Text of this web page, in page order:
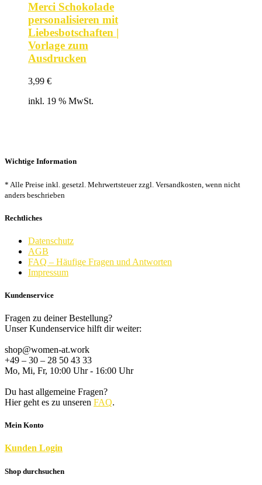
Merci Schokolade
personalisieren mit
Liebesbotschaften |
Vorlage zum
Ausdrucken
3,99 €
inkl. 19 % MwSt.
Wichtige Information
* Alle Preise inkl. gesetzl. Mehrwertsteuer zzgl. Versandkosten, wenn nicht
anders beschrieben
Rechtliches
Datenschutz
AGB
FAQ – Häufige Fragen und Antworten
Impressum
Kundenservice
Fragen zu deiner Bestellung?
Unser Kundenservice hilft dir weiter:
shop@women-at.work
+49 – 30 – 28 50 43 33
Mo, Mi, Fr, 10:00 Uhr - 16:00 Uhr
Du hast allgemeine Fragen?
Hier geht es zu unseren FAQ.
Mein Konto
Kunden Login
Shop durchsuchen